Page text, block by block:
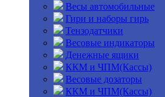
Весы автомобильные
Гири и наборы гирь
Тензодатчики
Весовые индикаторы
Денежные ящики
ККМ и ЧПМ(Кассы)
Весовые дозаторы
ККМ и ЧПМ(Кассы)